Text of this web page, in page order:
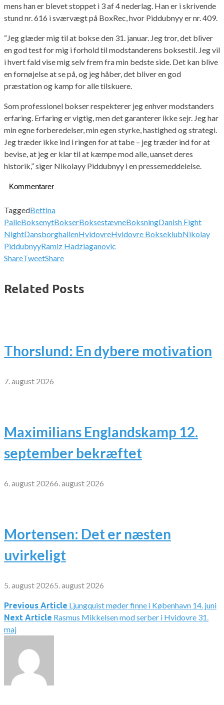
mens han er blevet stoppet i 3 af 4 nederlag. Han er i skrivende
stund nr. 616 i sværvægt på BoxRec, hvor Piddubnyy er nr. 409.
“Jeg glæder mig til at bokse den 31. januar. Jeg tror, det bliver
en god test for mig i forhold til modstanderens boksestil. Jeg vil
i hvert fald vise mig selv frem fra min bedste side. Det kan blive
en fornøjelse at se på, og jeg håber, det bliver en god
præstation og kamp for alle tilskuere.
Som professionel bokser respekterer jeg enhver modstanders
erfaring. Erfaring er vigtig, men det garanterer ikke sejr. Jeg har
min egne forberedelser, min egen styrke, hastighed og strategi.
Jeg træder ikke ind i ringen for at tabe – jeg træder ind for at
bevise, at jeg er klar til at kæmpe mod alle, uanset deres
historik,” siger Nikolayy Piddubnyy i en pressemeddelelse.
Kommentarer
TaggedBettina
PalleBoksenytBokserBoksestævneBoksningDanish Fight
NightDansborghallenHvidovreHvidovre BokseklubNikolay
PiddubnyyRamiz Hadziaganovic
ShareTweetShare
Related Posts
Thorslund: En dybere motivation
7. august 2026
Maximilians Englandskamp 12.
september bekræftet
6. august 20266. august 2026
Mortensen: Det er næsten
uvirkeligt
5. august 20265. august 2026
Indlægsnavigation
Previous Article Ljungquist møder finne i København 14. juni
Next Article Rasmus Mikkelsen mod serber i Hvidovre 31.
maj